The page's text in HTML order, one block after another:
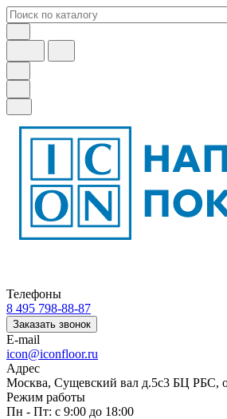
Телефоны
8 495 798-88-87
Заказать звонок
E-mail
icon@iconfloor.ru
Адрес
Москва, Сущевский вал д.5с3 БЦ РБС,
Режим работы
Пн - Пт: с 9:00 до 18:00